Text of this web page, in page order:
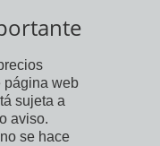
página web
sujeta a
aviso.
se hace